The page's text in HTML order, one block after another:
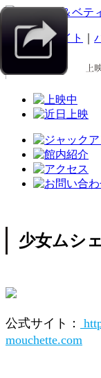
スマホサイト
少女ムシ
公式サイト：
mouchette.com